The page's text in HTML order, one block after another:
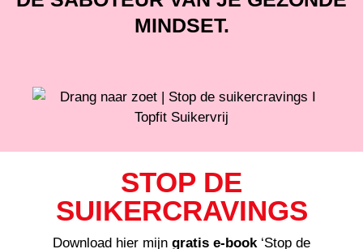
MINDSET.
STOP DE
SUIKERCRAVINGS
Download hier mijn gratis e-book‘Stop de